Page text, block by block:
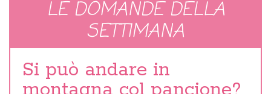
LE DOMANDE DELLA
SETTIMANA
Si può andare in